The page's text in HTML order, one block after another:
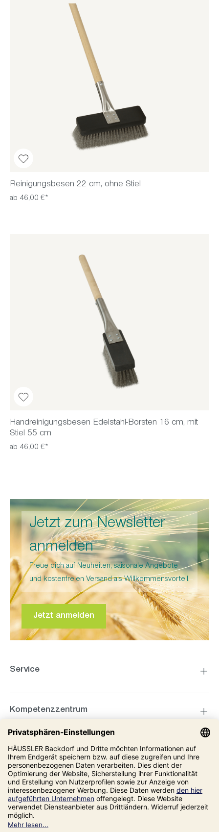
Reinigungsbesen 22 cm, ohne Stiel
ab 46,00 €*
Handreinigungsbesen Edelstahl-Borsten 16 cm, mit
Stiel 55 cm
ab 46,00 €*
Jetzt zum Newsletter
anmelden
Freue dich auf Neuheiten, saisonale Angebote
und kostenfreien Versand als Willkommensvorteil.
Jetzt anmelden
Service
Kompetenzzentrum
Informationen
Unsere Adresse